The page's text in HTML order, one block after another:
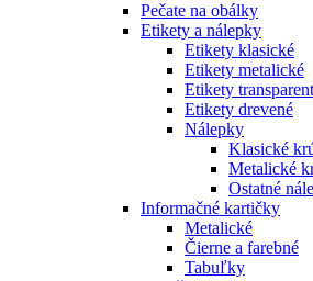
Pečate na obálky
Etikety a nálepky
Etikety klasické
Etikety metalické
Etikety
Etikety drevené
Nálepky
Klasické
Metalické
Ostatné
Informačné kartičky
Metalické
Čierne a farebné
Tabuľky